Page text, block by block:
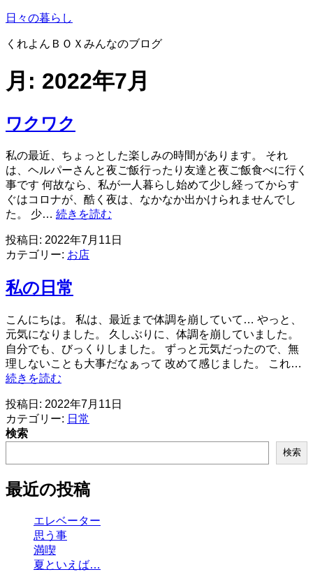
コ
テ
ツ
へ
キ
ッ
プ
日々の暮らし
くれよんＢＯＸみんなのブログ
月: 2022年7月
ワクワク
私の最近、ちょっとした楽しみの時間があります。 それ
は、ヘルパーさんと夜ご飯行ったり友達と夜ご飯食べに行く
事です 何故なら、私が一人暮らし始めて少し経ってからす
ぐはコロナが、酷く夜は、なかなか出かけられませんでし
た。 少… 続きを読む
ワ
投稿日: 2022年7月11日
カテゴリー: お店
私の日常
こんにちは。 私は、最近まで体調を崩していて… やっと、
元気になりました。 久しぶりに、体調を崩していました。
自分でも、びっくりしました。 ずっと元気だったので、無
理しないことも大事だなぁって 改めて感じました。 これ…
続きを読む
日
常
投稿日: 2022年7月11日
カテゴリー: 日常
検索
検索
最近の投稿
エレベーター
思う事
満喫
夏といえば…